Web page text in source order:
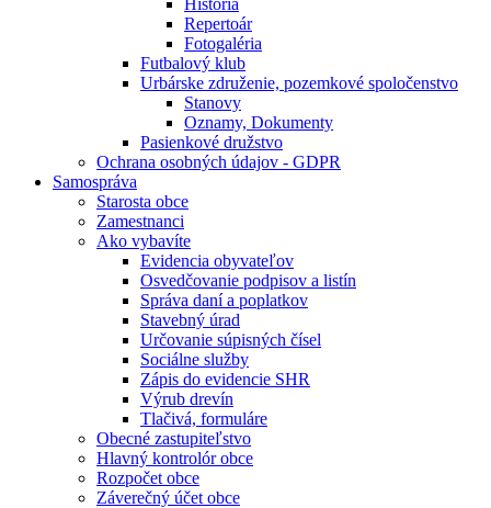
História
Repertoár
Fotogaléria
Futbalový klub
Urbárske združenie, pozemkové spoločenstvo
Stanovy
Oznamy, Dokumenty
Pasienkové družstvo
Ochrana osobných údajov - GDPR
Samospráva
Starosta obce
Zamestnanci
Ako vybavíte
Evidencia obyvateľov
Osvedčovanie podpisov a listín
Správa daní a poplatkov
Stavebný úrad
Určovanie súpisných čísel
Sociálne služby
Zápis do evidencie SHR
Výrub drevín
Tlačivá, formuláre
Obecné zastupiteľstvo
Hlavný kontrolór obce
Rozpočet obce
Záverečný účet obce